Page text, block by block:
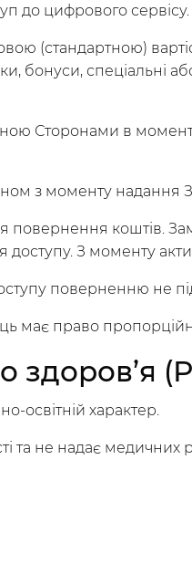
до цифрового сервісу.
(стандартною)
бонуси, спеціальні
Сторонами в
з моменту надання
повернення коштів.
З моменту
поверненню не
має право
здоров’я
освітній характер.
та не надає медичних